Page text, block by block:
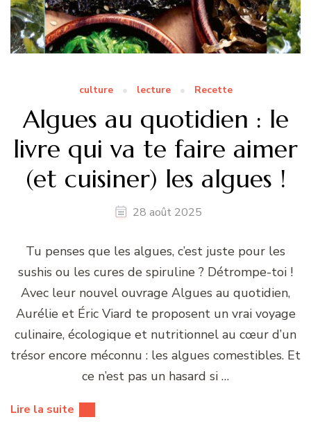
culture lecture Recette
Algues au quotidien : le
livre qui va te faire aimer
(et cuisiner) les algues !
28 août 2025
Tu penses que les algues, c’est juste pour les
sushis ou les cures de spiruline ? Détrompe-toi !
Avec leur nouvel ouvrage Algues au quotidien,
Aurélie et Éric Viard te proposent un vrai voyage
culinaire, écologique et nutritionnel au cœur d’un
trésor encore méconnu : les algues comestibles. Et
ce n’est pas un hasard si …
Lire la suite